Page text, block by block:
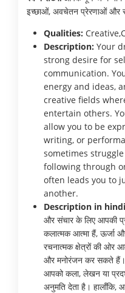
इच्छाओं, अवचेतन प्रेरणाओं और
Qualities:
Description: Your
strong desire for
communication.
energy and ideas,
creative fields
entertain others.
allow you to be
writing, or
sometimes
following through
often leads you to
another.
Description in
और संचार के लिए आपकी
कलात्मक आत्मा हैं, ऊर्जा
रचनात्मक क्षेत्रों की ओर
और मनोरंजन कर सकते हैं।
आपको कला, लेखन या
अनुमति देता है। हालाँकि,